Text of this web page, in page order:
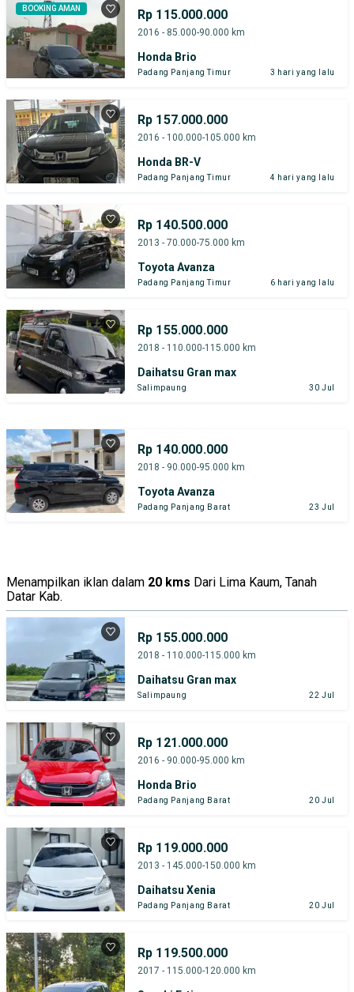
BOOKING AMAN Rp 115.000.000
2016 - 85.000-90.000 km
Honda Brio
Padang Panjang Timur 3 hari yang lalu
Rp 157.000.000
2016 - 100.000-105.000 km
Honda BR-V
Padang Panjang Timur 4 hari yang lalu
Rp 140.500.000
2013 - 70.000-75.000 km
Toyota Avanza
Padang Panjang Timur 6 hari yang lalu
Rp 155.000.000
2018 - 110.000-115.000 km
Daihatsu Gran max
Salimpaung 30 Jul
Rp 140.000.000
2018 - 90.000-95.000 km
Toyota Avanza
Padang Panjang Barat 23 Jul
Menampilkan iklan dalam 20 kms Dari Lima Kaum, Tanah
Datar Kab.
Rp 155.000.000
2018 - 110.000-115.000 km
Daihatsu Gran max
Salimpaung 22 Jul
Rp 121.000.000
2016 - 90.000-95.000 km
Honda Brio
Padang Panjang Barat 20 Jul
Rp 119.000.000
2013 - 145.000-150.000 km
Daihatsu Xenia
Padang Panjang Barat 20 Jul
Rp 119.500.000
2017 - 115.000-120.000 km